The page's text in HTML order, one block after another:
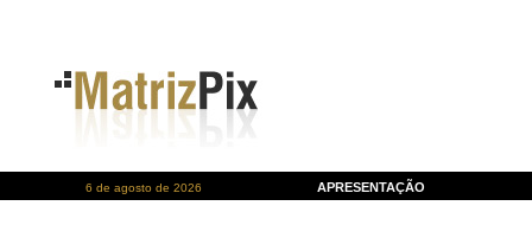
6 de agosto de 2026 APRESENTAÇÃO